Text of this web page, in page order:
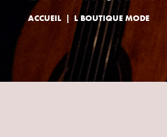
ACCUEIL L BOUTIQUE MODE